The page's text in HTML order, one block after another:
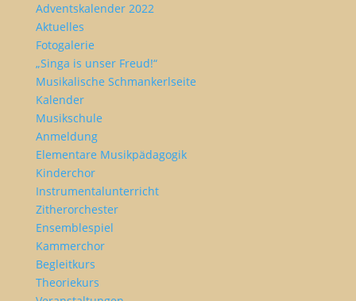
Adventskalender 2022
Aktuelles
Fotogalerie
„Singa is unser Freud!“
Musikalische Schmankerlseite
Kalender
Musikschule
Anmeldung
Elementare Musikpädagogik
Kinderchor
Instrumentalunterricht
Zitherorchester
Ensemblespiel
Kammerchor
Begleitkurs
Theoriekurs